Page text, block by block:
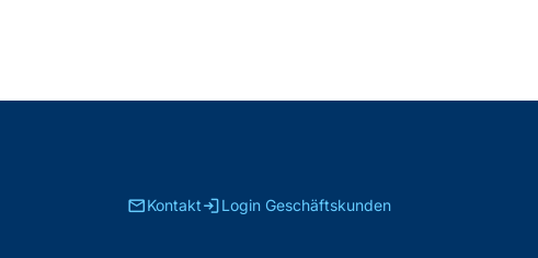
emailKontaktloginLogin Geschäftskunden